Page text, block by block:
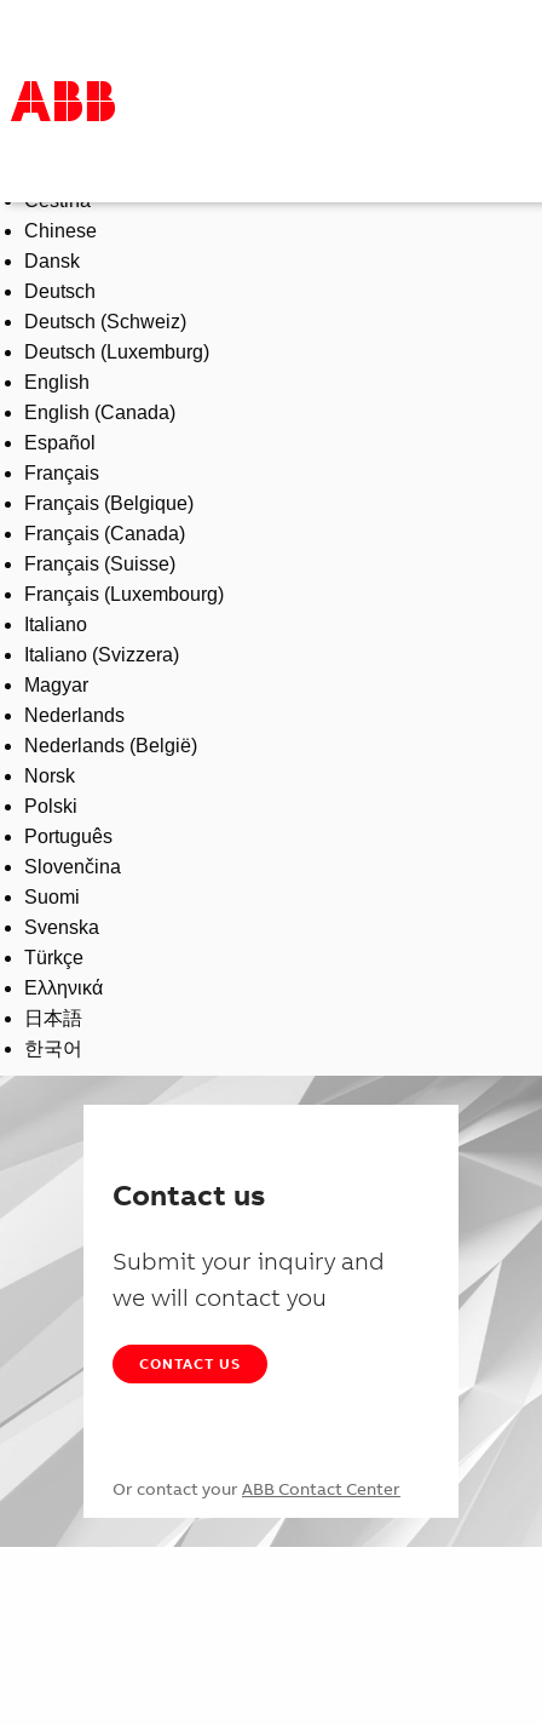
Products & Solutions
Industries
Services
About us
Where to buy
Contact us
Careers
Čeština
Chinese
Dansk
Deutsch
Deutsch (Schweiz)
Deutsch (Luxemburg)
English
English (Canada)
Español
Français
Français (Belgique)
Français (Canada)
Français (Suisse)
Français (Luxembourg)
Italiano
Italiano (Svizzera)
Magyar
Nederlands
Nederlands (België)
Norsk
Polski
Português
Slovenčina
Suomi
Svenska
Türkçe
Ελληνικά
日本語
한국어
Contact us
Submit your inquiry and
we will contact you
CONTACT US
Or contact your ABB Contact Center